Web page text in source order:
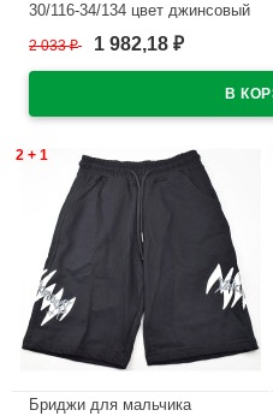
30/116-34/134 цвет джинсовый
В наличии
2 033₽ 1 982,18 ₽
2 + 1
Бриджи для мальчика